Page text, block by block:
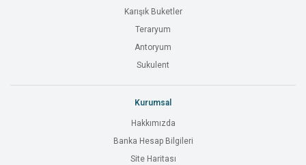
Karışık Buketler
Teraryum
Antoryum
Sukulent
Kurumsal
Hakkımızda
Banka Hesap Bilgileri
Site Haritası